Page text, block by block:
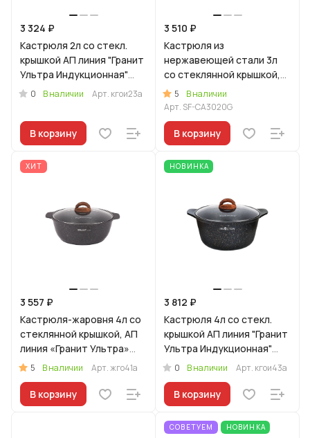
3 324 ₽
Кастрюля 2л со стекл.
крышкой АП линия "Гранит
Ультра Индукционная"
(оригинальный)
0 В наличии Арт. кгои23а
В корзину
3 510 ₽
Кастрюля из
нержавеющей стали 3л
со стеклянной крышкой,
линия "Сафия"
5
В наличии
Арт. SF-CA3020G
В корзину
ХИТ
3 557 ₽
Кастрюля-жаровня 4л со
стеклянной крышкой, АП
линия «Гранит Ультра»
(Оригинальный)
5 В наличии Арт.жго41а
В корзину
НОВИНКА
3 812 ₽
Кастрюля 4л со стекл.
крышкой АП линия "Гранит
Ультра Индукционная"
(оригинальный)
0 В наличии Арт. кгои43а
В корзину
СОВЕТУЕМ НОВИНКА